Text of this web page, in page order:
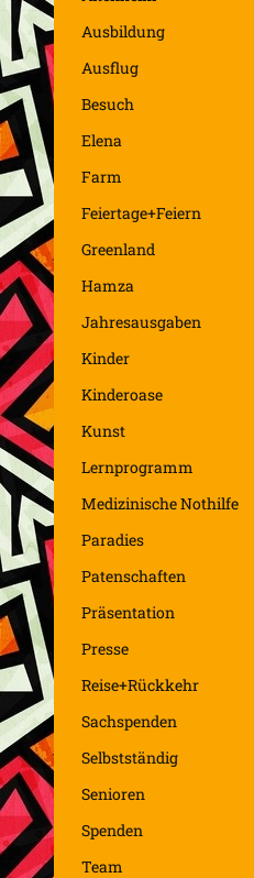
Ausbildung
Ausflug
Besuch
Elena
Farm
Feiertage+Feiern
Greenland
Hamza
Jahresausgaben
Kinder
Kinderoase
Kunst
Lernprogramm
Medizinische Nothilfe
Paradies
Patenschaften
Präsentation
Presse
Reise+Rückkehr
Sachspenden
Selbstständig
Senioren
Spenden
Team